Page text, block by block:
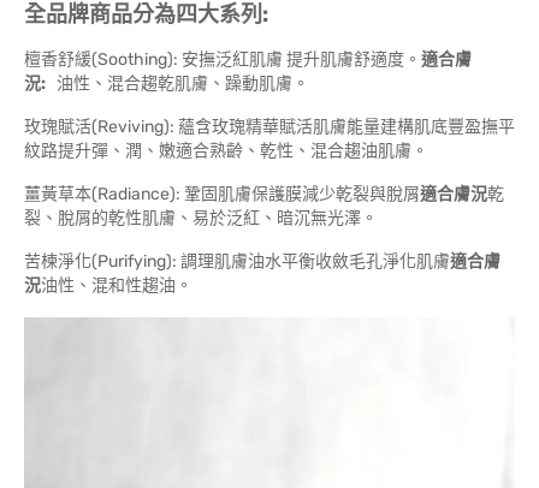
全品牌商品分為四大系列:
檀香舒緩(Soothing): 安撫泛紅肌膚 提升肌膚舒適度。 適合膚
況: 油性、混合趨乾肌膚、躁動肌膚。
玫瑰賦活(Reviving): 蘊含玫瑰精華賦活肌膚能量建構肌底豐盈撫平
紋路提升彈、潤、嫩適合熟齡、乾性、混合趨油肌膚。
薑黃草本(Radiance): 鞏固肌膚保護膜減少乾裂與脫屑適合膚況乾
裂、脫屑的乾性肌膚、易於泛紅、暗沉無光澤。
苦楝淨化(Purifying): 調理肌膚油水平衡收斂毛孔淨化肌膚適合膚
況油性、混和性趨油。